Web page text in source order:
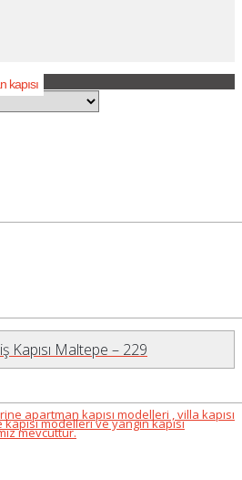
kapısı
Kapısı Maltepe – 229